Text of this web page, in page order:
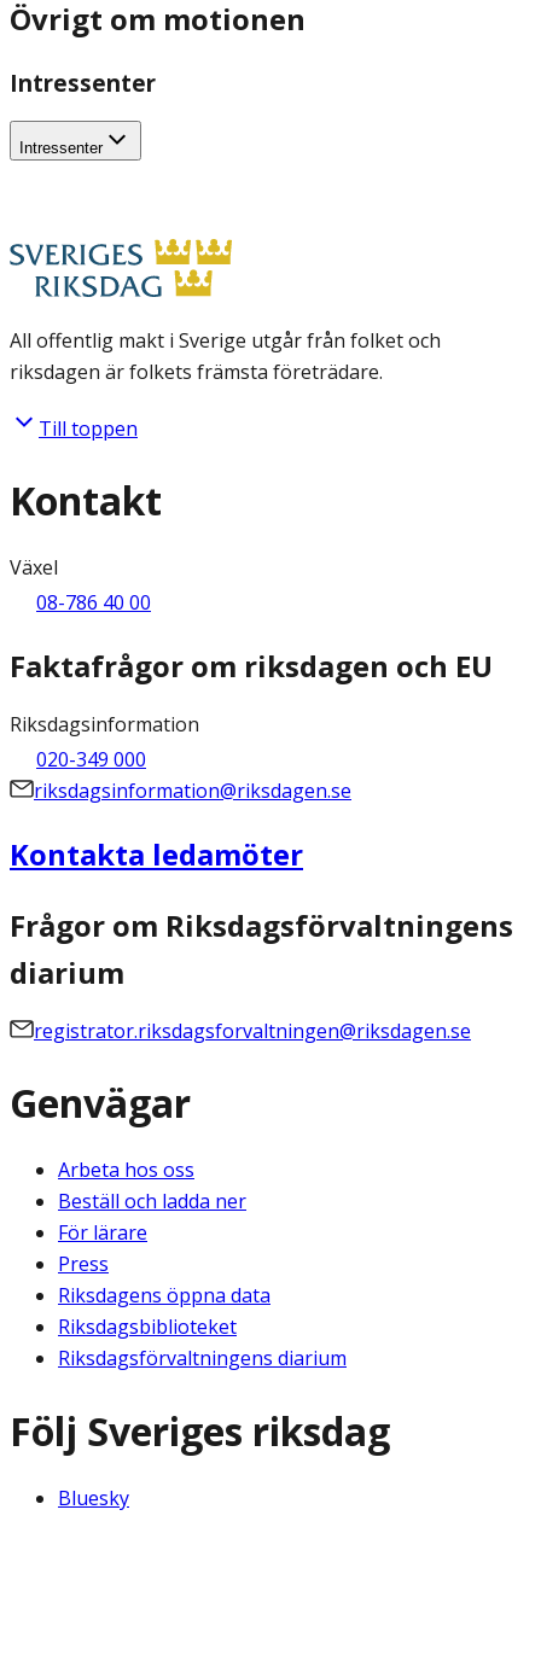
Övrigt om motionen
Intressenter
Intressenter
All offentlig makt i Sverige utgår från folket och
riksdagen är folkets främsta företrädare.
Till toppen
Kontakt
Växel
08-786 40 00
Faktafrågor om riksdagen och EU
Riksdagsinformation
020-349 000
riksdagsinformation@riksdagen.se
Kontakta ledamöter
Frågor om Riksdagsförvaltningens
diarium
registrator.riksdagsforvaltningen@riksdagen.se
Genvägar
Arbeta hos oss
Beställ och ladda ner
För lärare
Press
Riksdagens öppna data
Riksdagsbiblioteket
Riksdagsförvaltningens diarium
Följ Sveriges riksdag
Bluesky